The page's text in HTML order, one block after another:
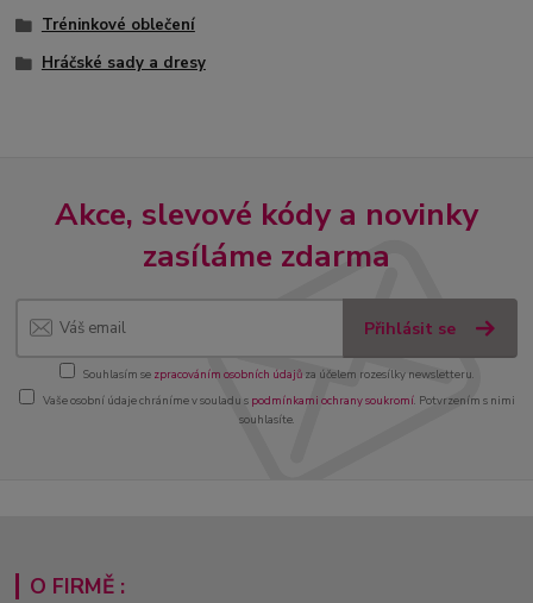
Tréninkové oblečení
Hráčské sady a dresy
Akce, slevové kódy a novinky
zasíláme zdarma
Přihlásit se
Souhlasím se zpracováním osobních údajůza účelem rozesílky newsletteru.
Vaše osobní údaje chráníme v souladu s podmínkami ochrany soukromí. Potvrzením s nimi
souhlasíte.
O FIRMĚ :